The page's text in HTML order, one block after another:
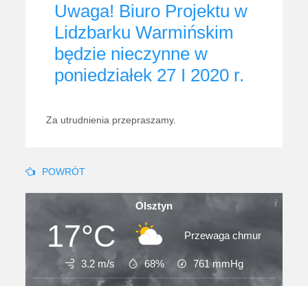
Uwaga! Biuro Projektu w
Lidzbarku Warmińskim
będzie nieczynne w
poniedziałek 27 I 2020 r.
Za utrudnienia przepraszamy.
POWRÓT
Olsztyn
17°C Przewaga chmur
3.2 m/s 68% 761mmHg